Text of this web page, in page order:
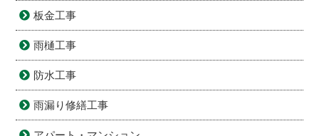
板金工事
雨樋工事
防水工事
雨漏り修繕工事